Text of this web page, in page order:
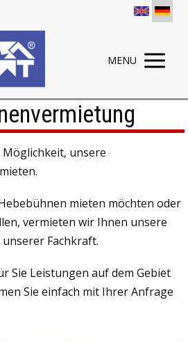
MENU
unsere
mieten möchten oder
vermieten wir Ihnen unsere
Fachkraft.
Sie Leistungen auf dem Gebiet
Sie einfach mit Ihrer Anfrage